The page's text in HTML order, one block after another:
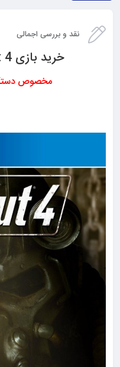
نقد و بررسی اجمالی
خرید بازی Fallout 4 برای PS4
مخصوص